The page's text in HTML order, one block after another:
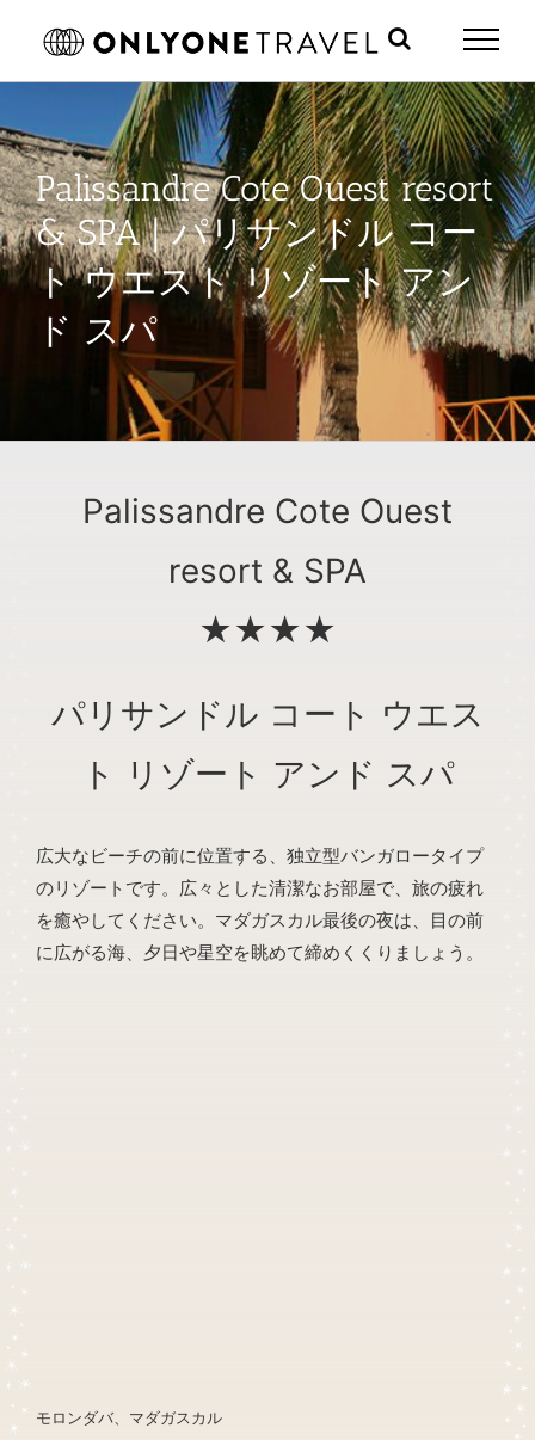
Palissandre Cote Ouest resort
& SPA | パリサンドル コー
ト ウエスト リゾート アン
ド スパ
Palissandre Cote Ouest
resort & SPA
★★★★
パリサンドル コート ウエス
ト リゾート アンド スパ
広大なビーチの前に位置する、独立型バンガロータイプ
のリゾートです。広々とした清潔なお部屋で、旅の疲れ
を癒やしてください。マダガスカル最後の夜は、目の前
に広がる海、夕日や星空を眺めて締めくくりましょう。
モロンダバ、マダガスカル